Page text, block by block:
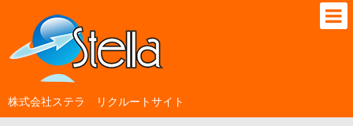
株式会社ステラ リクルートサイト